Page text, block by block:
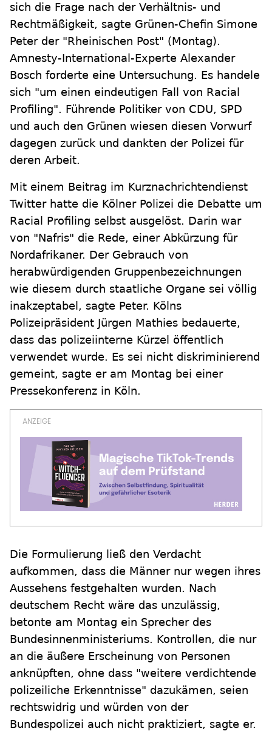
sich die Frage nach der Verhältnis- und
Rechtmäßigkeit, sagte Grünen-Chefin Simone
Peter der "Rheinischen Post" (Montag).
Amnesty-International-Experte Alexander
Bosch forderte eine Untersuchung. Es handele
sich "um einen eindeutigen Fall von Racial
Profiling". Führende Politiker von CDU, SPD
und auch den Grünen wiesen diesen Vorwurf
dagegen zurück und dankten der Polizei für
deren Arbeit.
Mit einem Beitrag im Kurznachrichtendienst
Twitter hatte die Kölner Polizei die Debatte um
Racial Profiling selbst ausgelöst. Darin war
von "Nafris" die Rede, einer Abkürzung für
Nordafrikaner. Der Gebrauch von
herabwürdigenden Gruppenbezeichnungen
wie diesem durch staatliche Organe sei völlig
inakzeptabel, sagte Peter. Kölns
Polizeipräsident Jürgen Mathies bedauerte,
dass das polizeiinterne Kürzel öffentlich
verwendet wurde. Es sei nicht diskriminierend
gemeint, sagte er am Montag bei einer
Pressekonferenz in Köln.
Die Formulierung ließ den Verdacht
aufkommen, dass die Männer nur wegen ihres
Aussehens festgehalten wurden. Nach
deutschem Recht wäre das unzulässig,
betonte am Montag ein Sprecher des
Bundesinnenministeriums. Kontrollen, die nur
an die äußere Erscheinung von Personen
anknüpften, ohne dass "weitere verdichtende
polizeiliche Erkenntnisse" dazukämen, seien
rechtswidrig und würden von der
Bundespolizei auch nicht praktiziert, sagte er.